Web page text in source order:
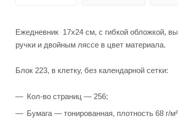
Ежедневник 17х24 см, с гибкой обложкой,
ручки и двойным ляссе в цвет материала.
Блок 223, в клетку, без календарной сетки:
Кол-во страниц — 256;
Бумага — тонированная, плотность 68 г/